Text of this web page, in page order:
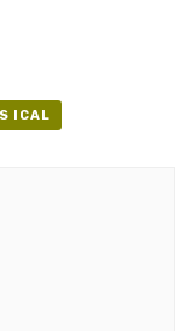
ICAL